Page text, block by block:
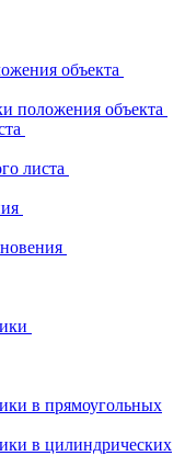
объекта
положения объекта
листа
в прямоугольных
в цилиндрических